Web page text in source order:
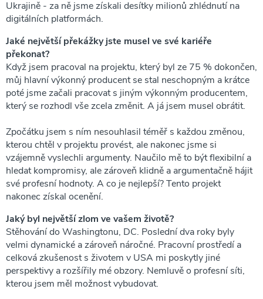
Ukrajině - za ně jsme získali desítky milionů zhlédnutí na
digitálních platformách.
Jaké největší překážky jste musel ve své kariéře
překonat?
Když jsem pracoval na projektu, který byl ze 75 % dokončen,
můj hlavní výkonný producent se stal neschopným a krátce
poté jsme začali pracovat s jiným výkonným producentem,
který se rozhodl vše zcela změnit. A já jsem musel obrátit.
Zpočátku jsem s ním nesouhlasil téměř s každou změnou,
kterou chtěl v projektu provést, ale nakonec jsme si
vzájemně vyslechli argumenty. Naučilo mě to být flexibilní a
hledat kompromisy, ale zároveň klidně a argumentačně hájit
své profesní hodnoty. A co je nejlepší? Tento projekt
nakonec získal ocenění.
Jaký byl největší zlom ve vašem životě?
Stěhování do Washingtonu, DC. Poslední dva roky byly
velmi dynamické a zároveň náročné. Pracovní prostředí a
celková zkušenost s životem v USA mi poskytly jiné
perspektivy a rozšířily mé obzory. Nemluvě o profesní síti,
kterou jsem měl možnost vybudovat.